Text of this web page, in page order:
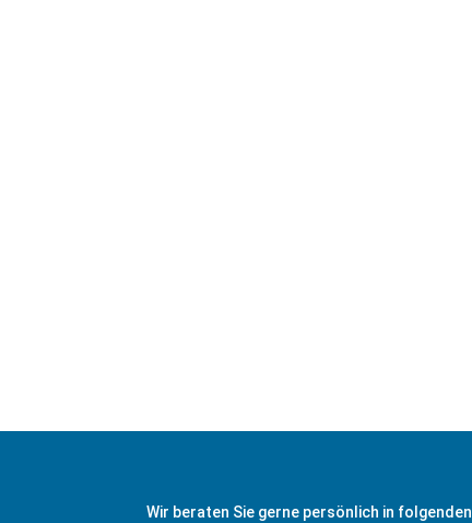
Wir beraten Sie gerne persönlich in folgenden